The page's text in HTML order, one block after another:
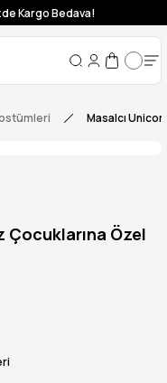
Kargo Bedava!
Masalcı
Çocuklarına Özel